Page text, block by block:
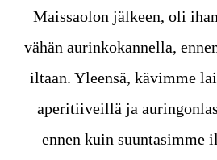
Maissaolon jälkeen, oli
vähän aurinkokannella,
iltaan. Yleensä, kävimme
aperitiiveillä ja
ennen kuin suuntasimme